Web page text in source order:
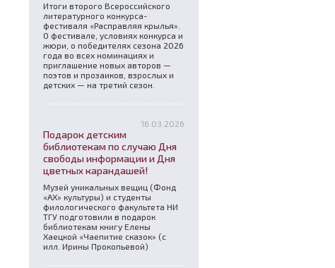
Итоги второго Всероссийского
литературного конкурса-
фестиваля «Расправляя крылья».
О фестивале, условиях конкурса и
жюри, о победителях сезона 2026
года во всех номинациях и
приглашение новых авторов —
поэтов и прозаиков, взрослых и
детских — на третий сезон.
16.03.2026
Подарок детским
библиотекам по случаю Дня
свободы информации и Дня
цветных карандашей!
Музей уникальных вещиц (Фонд
«АХ» культуры) и студенты
филологического факультета НИ
ТГУ подготовили в подарок
библиотекам книгу Елены
Хаецкой «Чаепитие сказок» (с
илл. Ирины Прокопьевой)